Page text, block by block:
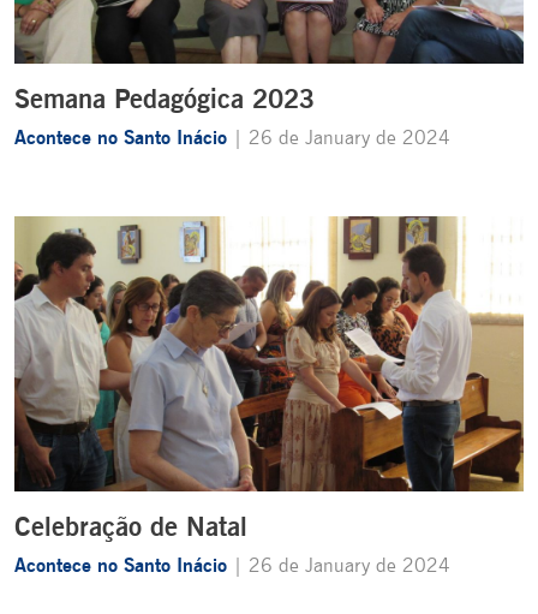
Semana Pedagógica 2023
Acontece no Santo Inácio | 26 de January de 2024
Celebração de Natal
Acontece no Santo Inácio | 26 de January de 2024